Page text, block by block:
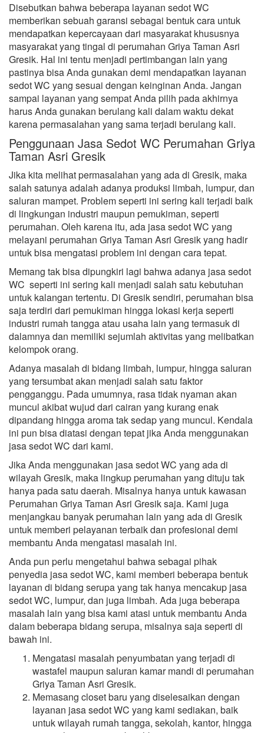
Disebutkan bahwa beberapa layanan sedot WC
memberikan sebuah garansi sebagai bentuk cara untuk
mendapatkan kepercayaan dari masyarakat khususnya
masyarakat yang tingal di perumahan Griya Taman Asri
Gresik. Hal ini tentu menjadi pertimbangan lain yang
pastinya bisa Anda gunakan demi mendapatkan layanan
sedot WC yang sesuai dengan keinginan Anda. Jangan
sampai layanan yang sempat Anda pilih pada akhirnya
harus Anda gunakan berulang kali dalam waktu dekat
karena permasalahan yang sama terjadi berulang kali.
Penggunaan Jasa Sedot WC Perumahan Griya
Taman Asri Gresik
Jika kita melihat permasalahan yang ada di Gresik, maka
salah satunya adalah adanya produksi limbah, lumpur, dan
saluran mampet. Problem seperti ini sering kali terjadi baik
di lingkungan industri maupun pemukiman, seperti
perumahan. Oleh karena itu, ada jasa sedot WC yang
melayani perumahan Griya Taman Asri Gresik yang hadir
untuk bisa mengatasi problem ini dengan cara tepat.
Memang tak bisa dipungkiri lagi bahwa adanya jasa sedot
WC seperti ini sering kali menjadi salah satu kebutuhan
untuk kalangan tertentu. Di Gresik sendiri, perumahan bisa
saja terdiri dari pemukiman hingga lokasi kerja seperti
industri rumah tangga atau usaha lain yang termasuk di
dalamnya dan memiliki sejumlah aktivitas yang melibatkan
kelompok orang.
Adanya masalah di bidang limbah, lumpur, hingga saluran
yang tersumbat akan menjadi salah satu faktor
pengganggu. Pada umumnya, rasa tidak nyaman akan
muncul akibat wujud dari cairan yang kurang enak
dipandang hingga aroma tak sedap yang muncul. Kendala
ini pun bisa diatasi dengan tepat jika Anda menggunakan
jasa sedot WC dari kami.
Jika Anda menggunakan jasa sedot WC yang ada di
wilayah Gresik, maka lingkup perumahan yang dituju tak
hanya pada satu daerah. Misalnya hanya untuk kawasan
Perumahan Griya Taman Asri Gresik saja. Kami juga
menjangkau banyak perumahan lain yang ada di Gresik
untuk memberi pelayanan terbaik dan profesional demi
membantu Anda mengatasi masalah ini.
Anda pun perlu mengetahui bahwa sebagai pihak
penyedia jasa sedot WC, kami memberi beberapa bentuk
layanan di bidang serupa yang tak hanya mencakup jasa
sedot WC, lumpur, dan juga limbah. Ada juga beberapa
masalah lain yang bisa kami atasi untuk membantu Anda
dalam beberapa bidang serupa, misalnya saja seperti di
bawah ini.
Mengatasi masalah penyumbatan yang terjadi di
wastafel maupun saluran kamar mandi di perumahan
Griya Taman Asri Gresik.
Memasang closet baru yang diselesaikan dengan
layanan jasa sedot WC yang kami sediakan, baik
untuk wilayah rumah tangga, sekolah, kantor, hingga